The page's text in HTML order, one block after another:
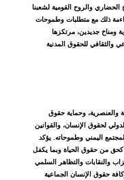
الحضاري والروح القومية لشعبنا
مواءمة ذلك مع متطلبات وطموحات
ومناخ جديدين، مرتكزها
والثقافي للحقوق المدنية
والعنصرية، وحماية حقوق
لحقوق الإنسان، والقوانين
اليمني وطموحاته. يؤكد
كحق من حقوق الحياة وبما يكفل
والنقابات والتظاهر السلمي
حقوق الإنسان الجماعية